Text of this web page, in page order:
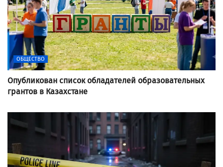
ОБЩЕСТВО
Опубликован список обладателей образовательных
грантов в Казахстане